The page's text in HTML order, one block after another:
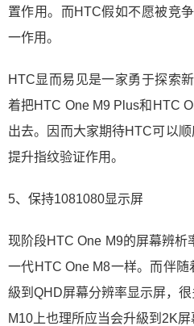
置作用。而HTC假如不愿被竞
一作用。
HTC显而易见是一家勇于探索
着把HTC One M9 Plus和HTC
出去。因而大家期待HTC可以
提升指纹验证作用。
5、保持1081080显示屏
现阶段HTC One M9的屏幕辨析
一代HTC One M8一样。而伴
級到QHD屏幕分辨率显示屏，
M10上也理所应当会升級到2K屏